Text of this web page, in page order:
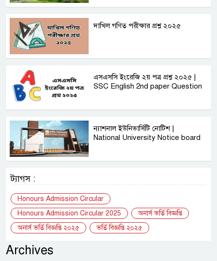
দাখিল গণিত পরীক্ষার প্রশ্ন ২০২৫
এসএসসি ইংরেজি ২য় পত্র প্রশ্ন ২০২৫ |
SSC English‌ 2nd paper Question
ন্যাশনাল ইউনিভার্সিটি নোটিশ |
National University Notice board
ট্যাগস :
Honours Admission Circular
Honours Admission Circular 2025
অনার্স ভর্তি বিজ্ঞপ্তি
অনার্স ভর্তি বিজ্ঞপ্তি ২০২৫
ভর্তি বিজ্ঞপ্তি ২০২৫
Archives